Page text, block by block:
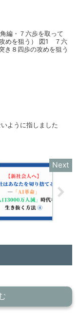
編・７六歩を取って
めを狙う） 図1 ７六
８四歩の攻めを狙う
ように指しました